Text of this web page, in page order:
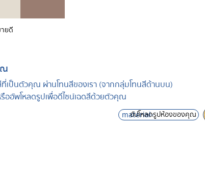
ยดี
ที่เป็นตัวคุณ ผ่านโทนสีของเรา (จากกลุ่มโทนสีด้านบน)
ออัพโหลดรูปเพื่อดีไซน์เฉดสีด้วยตัวคุณ
material-
symbols:add-
อัปโหลดรูปห้องของคุณ